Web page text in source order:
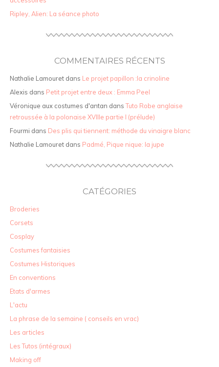
Ripley, Alien: La séance photo
COMMENTAIRES RÉCENTS
Nathalie Lamouret dans Le projet papillon :la crinoline
Alexis dans Petit projet entre deux : Emma Peel
Véronique aux costumes d'antan dansTuto Robe anglaise
retroussée à la polonaise XVIIIe partie I (prélude)
Fourmi dans Des plis qui tiennent: méthode du vinaigre blanc
Nathalie Lamouret dans Padmé, Pique nique: la jupe
CATÉGORIES
Broderies
Corsets
Cosplay
Costumes fantaisies
Costumes Historiques
En conventions
Etats d'armes
L'actu
La phrase de la semaine ( conseils en vrac)
Les articles
Les Tutos (intégraux)
Making off